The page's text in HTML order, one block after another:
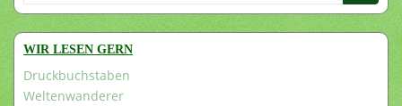
WIR LESEN GERN
Druckbuchstaben
Weltenwanderer